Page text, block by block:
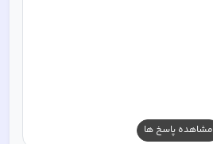
مشاهده پاسخ ها